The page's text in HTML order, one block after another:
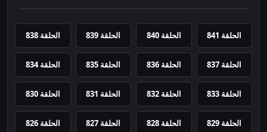
الحلقة 841 الحلقة 840 الحلقة 839 الحلقة 838
الحلقة 837 الحلقة 836 الحلقة 835 الحلقة 834
الحلقة 833 الحلقة 832 الحلقة 831 الحلقة 830
الحلقة 829 الحلقة 828 الحلقة 827 الحلقة 826